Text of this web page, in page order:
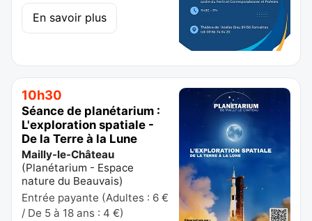
En savoir plus
10h30
Séance de planétarium :
L'exploration spatiale -
De la Terre à la Lune
Mailly-le-Château
(Planétarium - Espace
nature du Beauvais)
Entrée payante (Adultes : 6 €
/ De 5 à 18 ans : 4 €)